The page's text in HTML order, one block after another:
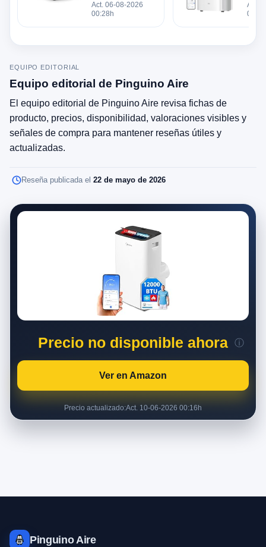
12000 BTU
Act. 06-08-2026
00:28h
Act.
EQUIPO EDITORIAL
Equipo editorial de Pinguino Aire
El equipo editorial de Pinguino Aire revisa fichas de
producto, precios, disponibilidad, valoraciones visibles y
señales de compra para mantener reseñas útiles y
actualizadas.
Reseña publicada el 22 de mayo de 2026
Precio no disponible ahora ⓘ
Ver en Amazon
Precio actualizado:Act. 10-06-2026 00:16h
Pinguino Aire